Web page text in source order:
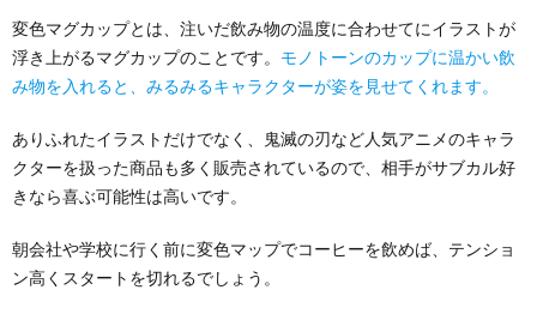
変色マグカップとは、注いだ飲み物の温度に合わせてにイラストが
浮き上がるマグカップのことです。 モノトーンのカップに温かい飲
み物を入れると、みるみるキャラクターが姿を見せてくれます。
ありふれたイラストだけでなく、鬼滅の刃など人気アニメのキャラ
クターを扱った商品も多く販売されているので、相手がサブカル好
きなら喜ぶ可能性は高いです。
朝会社や学校に行く前に変色マップでコーヒーを飲めば、テンショ
ン高くスタートを切れるでしょう。